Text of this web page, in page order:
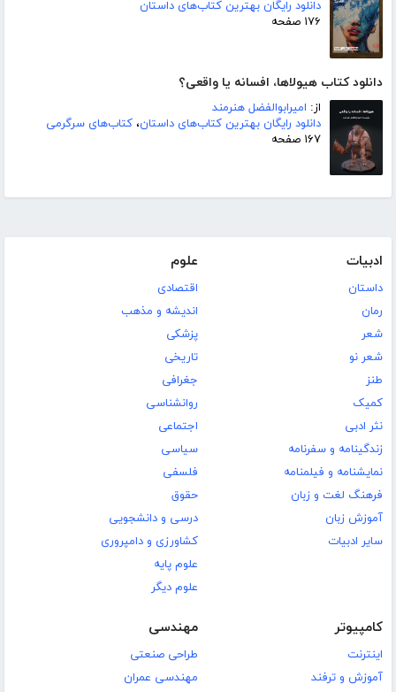
دانلود رایگان بهترین کتاب‌های داستان
۱۷۶ صفحه
دانلود کتاب هیولاها، افسانه یا واقعی؟
از: امیرابوالفضل هنرمند
دانلود رایگان بهترین کتاب‌های داستان، کتاب‌های سرگرمی
۱۶۷ صفحه
ادبیات
داستان
رمان
شعر
شعر نو
طنز
کمیک
نثر ادبی
زندگینامه و سفرنامه
نمایشنامه و فیلمنامه
فرهنگ لغت و زبان
آموزش زبان
سایر ادبیات
علوم
اقتصادی
اندیشه و مذهب
پزشکی
تاریخی
جغرافی
روانشناسی
اجتماعی
سیاسی
فلسفی
حقوق
درسی و دانشجویی
کشاورزی و دامپروری
علوم پایه
علوم دیگر
کامپیوتر
اینترنت
آموزش و ترفند
مهندسی
طراحی صنعتی
مهندسی عمران